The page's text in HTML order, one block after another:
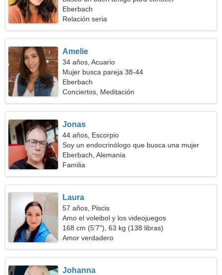
Eberbach
Relación seria
Amelie
34 años, Acuario
Mujer busca pareja 38-44
Eberbach
Conciertos, Meditación
Jonas
44 años, Escorpio
Soy un endocrinólogo que busca una mujer
increíble
Eberbach, Alemania
Familia
Laura
57 años, Piscis
Amo el voleibol y los videojuegos
168 cm (5'7"), 63 kg (138 libras)
Amor verdadero
Johanna